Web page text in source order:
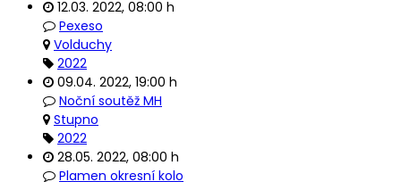
12.03. 2022, 08:00 h
Pexeso
Volduchy
2022
09.04. 2022, 19:00 h
Noční soutěž MH
Stupno
2022
28.05. 2022, 08:00 h
Plamen okresní kolo